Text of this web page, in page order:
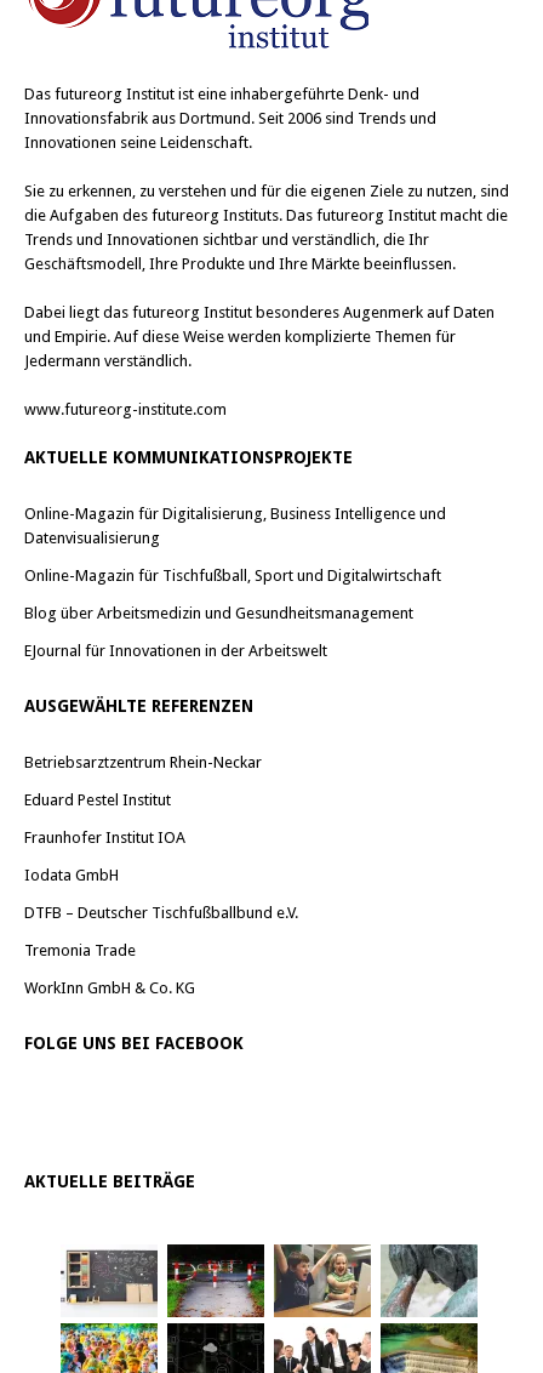
Das futureorg Institut ist eine inhabergeführte Denk- und
Innovationsfabrik aus Dortmund. Seit 2006 sind Trends und
Innovationen seine Leidenschaft.
Sie zu erkennen, zu verstehen und für die eigenen Ziele zu nutzen, sind
die Aufgaben des futureorg Instituts. Das futureorg Institut macht die
Trends und Innovationen sichtbar und verständlich, die Ihr
Geschäftsmodell, Ihre Produkte und Ihre Märkte beeinflussen.
Dabei liegt das futureorg Institut besonderes Augenmerk auf Daten
und Empirie. Auf diese Weise werden komplizierte Themen für
Jedermann verständlich.
www.futureorg-institute.com
AKTUELLE KOMMUNIKATIONSPROJEKTE
Online-Magazin für Digitalisierung, Business Intelligence und
Datenvisualisierung
Online-Magazin für Tischfußball, Sport und Digitalwirtschaft
Blog über Arbeitsmedizin und Gesundheitsmanagement
EJournal für Innovationen in der Arbeitswelt
AUSGEWÄHLTE REFERENZEN
Betriebsarztzentrum Rhein-Neckar
Eduard Pestel Institut
Fraunhofer Institut IOA
Iodata GmbH
DTFB – Deutscher Tischfußballbund e.V.
Tremonia Trade
WorkInn GmbH & Co. KG
FOLGE UNS BEI FACEBOOK
AKTUELLE BEITRÄGE